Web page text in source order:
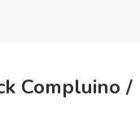
Compluino /